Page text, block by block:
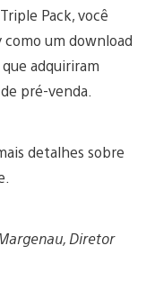
Pack, você
como um download
adquiriram
pré-venda.
detalhes sobre
Diretor